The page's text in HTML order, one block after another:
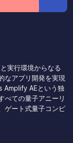
実行環境からなる
なアプリ開発を実現
Amplify AEという独
べての量子アニーリ
ゲート式量子コンピ